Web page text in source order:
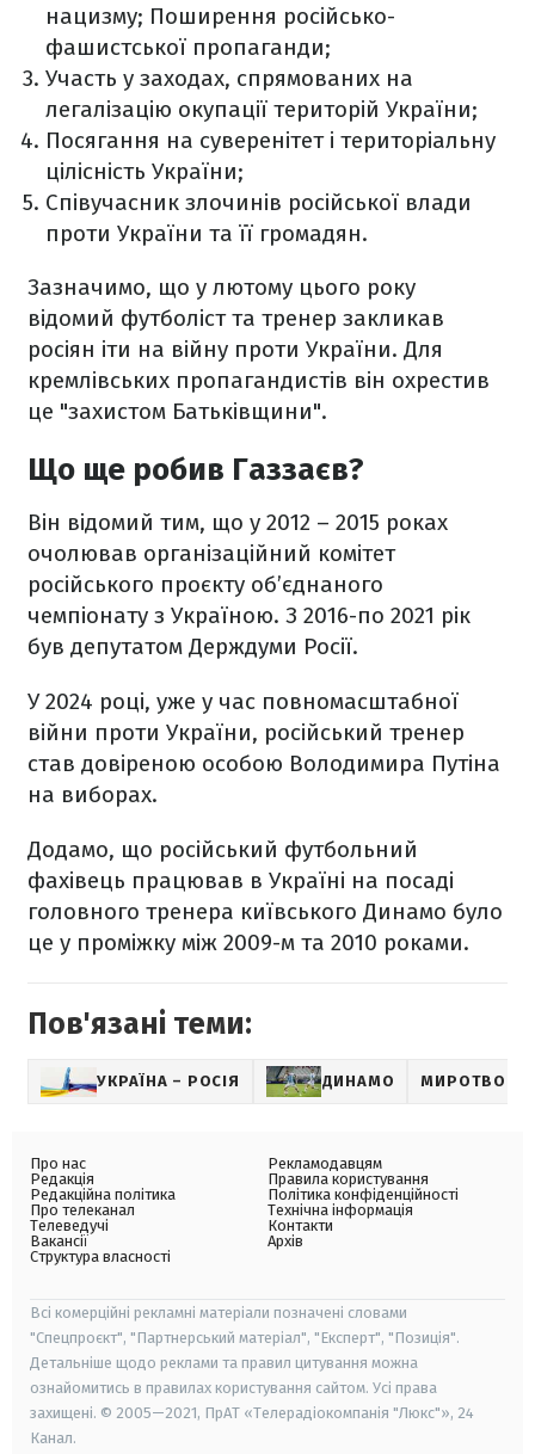
нацизму; Поширення російсько-
фашистської пропаганди;
Участь у заходах, спрямованих на
легалізацію окупації територій України;
Посягання на суверенітет і територіальну
цілісність України;
Співучасник злочинів російської влади
проти України та її громадян.
Зазначимо, що у лютому цього року
відомий футболіст та тренер закликав
росіян іти на війну проти України. Для
кремлівських пропагандистів він охрестив
це "захистом Батьківщини".
Що ще робив Газзаєв?
Він відомий тим, що у 2012 – 2015 роках
очолював організаційний комітет
російського проєкту об’єднаного
чемпіонату з Україною. З 2016-по 2021 рік
був депутатом Держдуми Росії.
У 2024 році, уже у час повномасштабної
війни проти України, російський тренер
став довіреною особою Володимира Путіна
на виборах.
Додамо, що російський футбольний
фахівець працював в Україні на посаді
головного тренера київського Динамо було
це у проміжку між 2009-м та 2010 роками.
Пов'язані теми:
УКРАЇНА – РОСІЯ ДИНАМО
Про нас
Редакція
Редакційна політика
Про телеканал
Телеведучі
Вакансії
Структура власності
Рекламодавцям
Правила користування
Політика конфіденційності
Технічна інформація
Контакти
Архів
Всі комерційні рекламні матеріали позначені словами
"Спецпроєкт", "Партнерський матеріал", "Експерт", "Позиція".
Детальніше щодо реклами та правил цитування можна
ознайомитись в правилах користування сайтом. Усі права
захищені. © 2005—2021, ПрАТ «Телерадіокомпанія "Люкс"», 24
Канал.